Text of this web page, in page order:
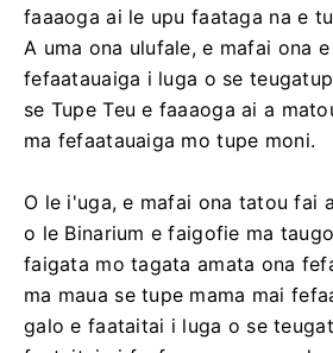
faaaoga ai le upu faataga na e
A uma ona ulufale, e mafai ona
fefaatauaiga i luga o se
se Tupe Teu e faaaoga ai a
ma fefaatauaiga mo tupe moni.
O le i'uga, e mafai ona tatou fai
o le Binarium e faigofie ma
faigata mo tagata amata ona
ma maua se tupe mama mai
galo e faataitai i luga o se